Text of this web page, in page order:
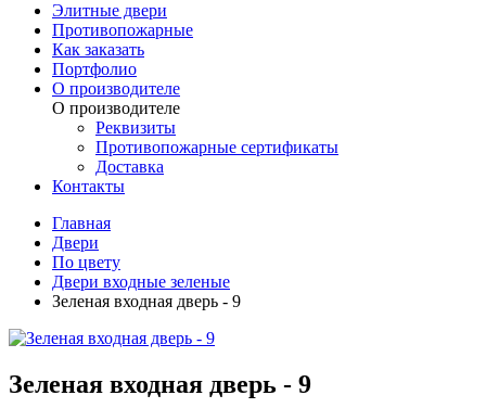
Элитные двери
Противопожарные
Как заказать
Портфолио
О производителе
О производителе
Реквизиты
Противопожарные сертификаты
Доставка
Контакты
Главная
Двери
По цвету
Двери входные зеленые
Зеленая входная дверь - 9
Зеленая входная дверь - 9